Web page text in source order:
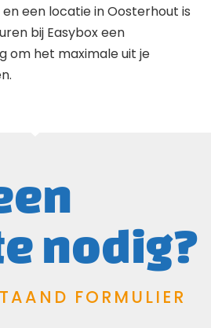
een locatie in Oosterhout is
bij Easybox een
om het maximale uit je
nodig?
FORMULIER